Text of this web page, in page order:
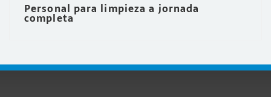
Personal para limpieza a jornada
completa